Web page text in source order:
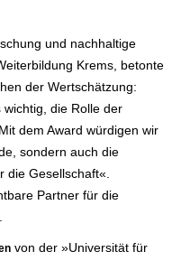
und nachhaltige
Krems, betonte
der Wertschätzung:
die Rolle der
dem Award würdigen wir
sondern auch die
die Gesellschaft«.
Partner für die
von der »Universität für